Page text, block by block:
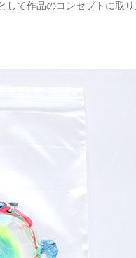
して作品のコンセプトに取